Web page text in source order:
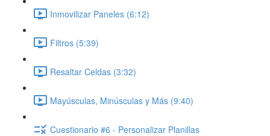
Inmovilizar Paneles (6:12)
Filtros (5:39)
Resaltar Celdas (3:32)
Mayúsculas, Minúsculas y Más (9:40)
Cuestionario #6 - Personalizar Planillas